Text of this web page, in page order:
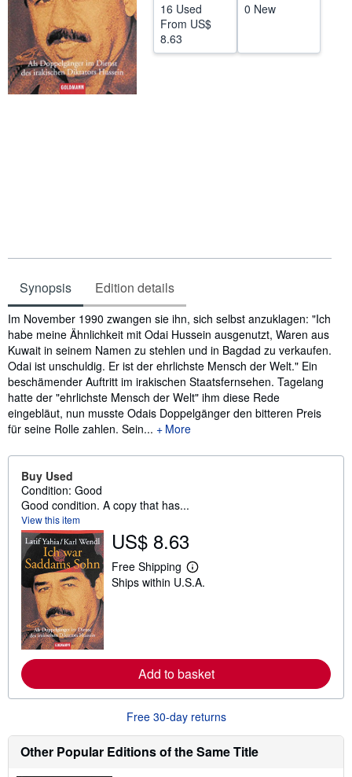
CLOSE
16 Used
From US$
8.63
0 New
Synopsis Edition details
Synopsis
Im November 1990 zwangen sie ihn, sich selbst anzuklagen: "Ich
habe meine Ähnlichkeit mit Odai Hussein ausgenutzt, Waren aus
Kuwait in seinem Namen zu stehlen und in Bagdad zu verkaufen.
Odai ist unschuldig. Er ist der ehrlichste Mensch der Welt." Ein
beschämender Auftritt im irakischen Staatsfernsehen. Tagelang
hatte der "ehrlichste Mensch der Welt" ihm diese Rede
eingebläut, nun musste Odais Doppelgänger den bitteren Preis
für seine Rolle zahlen. Sein...
More
Buy Used
Condition: Good
Good condition. A copy that has...
View this item
US$ 8.63
Free Shipping
L
e
a
b
o
u
s
h
Ships within U.S.A.
Add to basket
Free 30-day returns
Other Popular Editions of the Same Title